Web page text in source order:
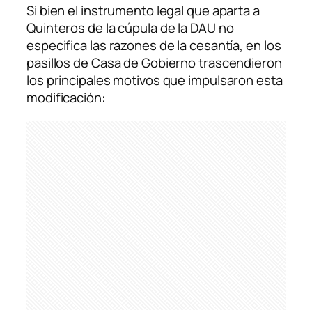
Si bien el instrumento legal que aparta a
Quinteros de la cúpula de la DAU no
especifica las razones de la cesantía, en los
pasillos de Casa de Gobierno trascendieron
los principales motivos que impulsaron esta
modificación: